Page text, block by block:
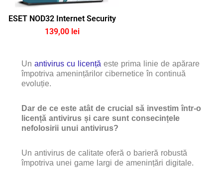
ESET NOD32 Internet Security
139,00 lei
Un antivirus cu licență este prima linie de apărare
împotriva amenințărilor cibernetice în continuă
evoluție.
Dar de ce este atât de crucial să investim într-o
licență antivirus și care sunt consecințele
nefolosirii unui antivirus?
Un antivirus de calitate oferă o barieră robustă
împotriva unei game largi de amenințări digitale.